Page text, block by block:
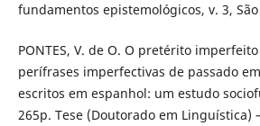
fundamentos epistemológicos, v. 3,
PONTES, V. de O. O pretérito
perífrases imperfectivas de passado
escritos em espanhol: um estudo
265p. Tese (Doutorado em Linguística)